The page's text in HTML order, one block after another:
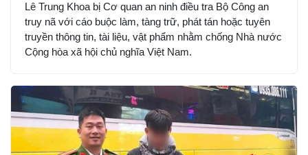
Lê Trung Khoa bị Cơ quan an ninh điều tra Bộ Công an
truy nã với cáo buộc làm, tàng trữ, phát tán hoặc tuyên
truyền thông tin, tài liệu, vật phẩm nhằm chống Nhà nước
Cộng hòa xã hội chủ nghĩa Việt Nam.